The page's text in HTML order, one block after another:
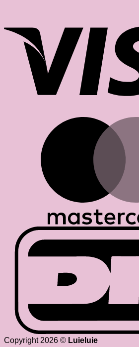
Copyright 2026 © Luieluie